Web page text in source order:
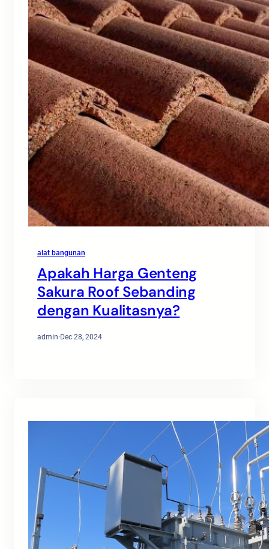
alat bangunan
Apakah Harga Genteng
Sakura Roof Sebanding
dengan Kualitasnya?
admin·Dec 28, 2024